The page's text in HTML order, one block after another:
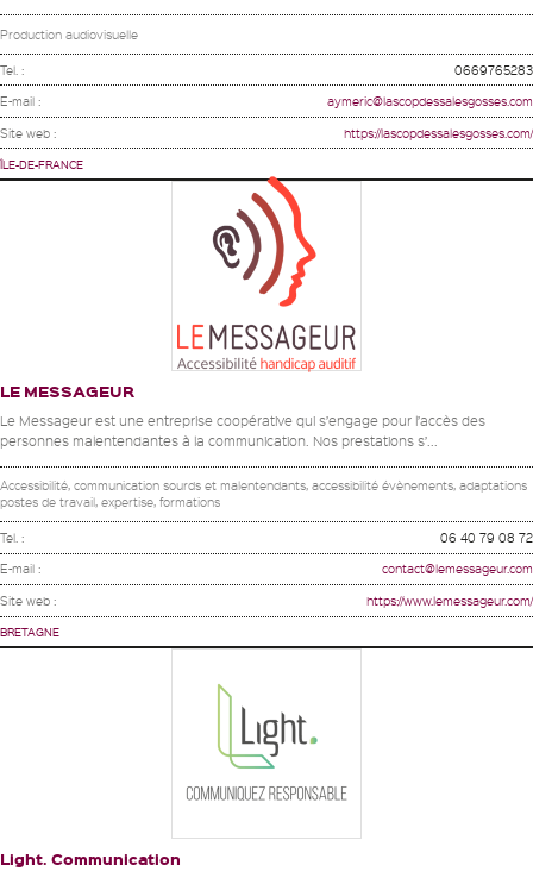
Production audiovisuelle
Tel. : 0669765283
E-mail : aymeric@lascopdessalesgosses.com
Site web : https://lascopdessalesgosses.com/
ÎLE-DE-FRANCE
LE MESSAGEUR
Le Messageur est une entreprise coopérative qui s’engage pour l’accès des
personnes malentendantes à la communication. Nos prestations s’...
Accessibilité, communication sourds et malentendants, accessibilité évènements, adaptations
postes de travail, expertise, formations
Tel. : 06 40 79 08 72
E-mail : contact@lemessageur.com
Site web : https://www.lemessageur.com/
BRETAGNE
Light. Communication